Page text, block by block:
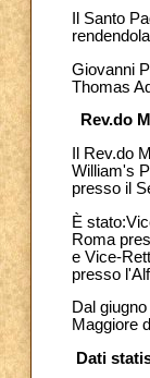
Il Santo
Giovanni
Thomas
Rev.do
Il Rev.do
William's
presso il
È
Roma
e Vice-
presso
Dal
Maggiore
Dati